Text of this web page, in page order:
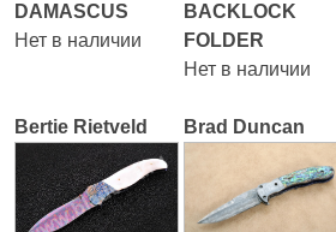
DAMASCUS
Нет в наличии
BACKLOCK
FOLDER
Нет в наличии
Bertie Rietveld Brad Duncan